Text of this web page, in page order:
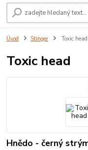
Úvod Stinger Toxic head
Toxic head
Hnědo - černý